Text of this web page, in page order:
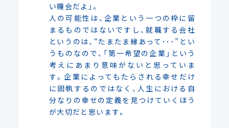
い機会だよ」。
人の可能性は、企業という一つの枠に留
まるものではないですし、就職する会社
というのは、“たまたま縁あって･･･”とい
うものなので、「第一希望の企業」という
考えにあまり意味がないと思っていま
す。企業によってもたらされる幸せだけ
に固執するのではなく、人生における自
分なりの幸せの定義を見つけていくほう
が大切だと思います。